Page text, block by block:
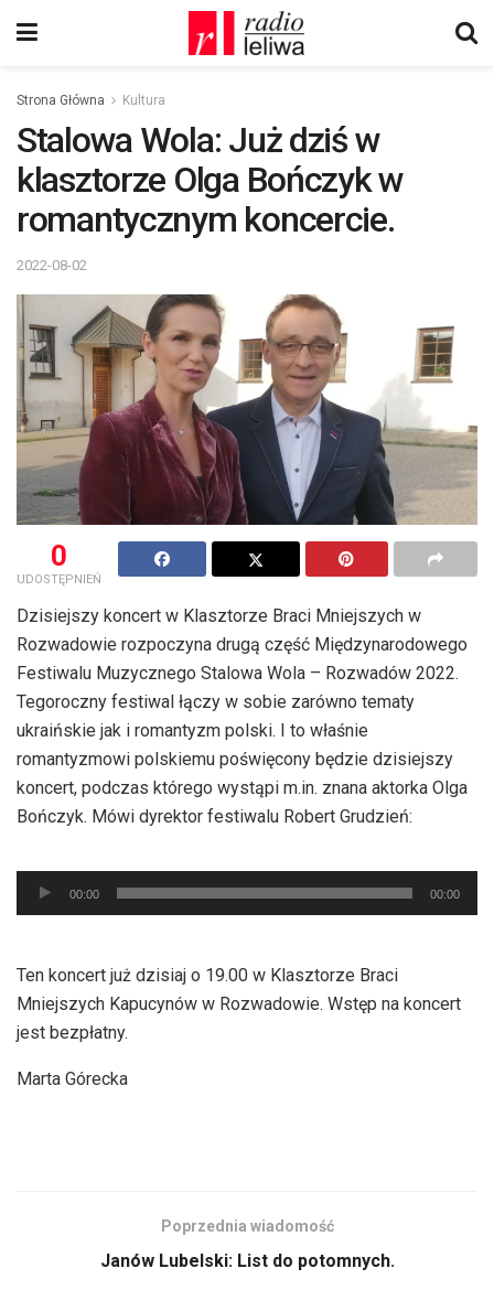
Strona Główna Kultura
Stalowa Wola: Już dziś w
klasztorze Olga Bończyk w
romantycznym koncercie.
2022-08-02
0
UDOSTĘPNIEŃ
Dzisiejszy koncert w Klasztorze Braci Mniejszych w
Rozwadowie rozpoczyna drugą część Międzynarodowego
Festiwalu Muzycznego Stalowa Wola – Rozwadów 2022.
Tegoroczny festiwal łączy w sobie zarówno tematy
ukraińskie jak i romantyzm polski. I to właśnie
romantyzmowi polskiemu poświęcony będzie dzisiejszy
koncert, podczas którego wystąpi m.in. znana aktorka Olga
Bończyk. Mówi dyrektor festiwalu Robert Grudzień:
Odtwarzacz
plików
00:00 00:00
Ten koncert już dzisiaj o 19.00 w Klasztorze Braci
Mniejszych Kapucynów w Rozwadowie. Wstęp na koncert
jest bezpłatny.
Marta Górecka
Poprzednia wiadomość
Janów Lubelski: List do potomnych.